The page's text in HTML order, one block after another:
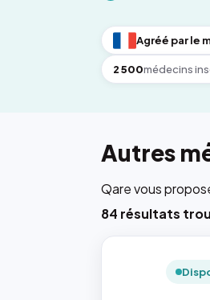
Agréé par le
2 500médecins
Autres
Qare vous
84 résultats